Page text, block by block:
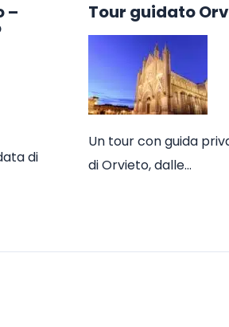
–
di
Tour guidato
Un tour con guida
di Orvieto, dalle…